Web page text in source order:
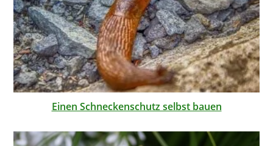
Einen Schneckenschutz selbst bauen